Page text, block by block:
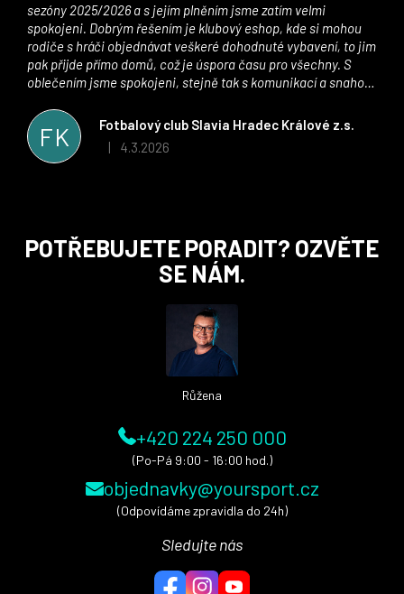
FK
Fotbalový club Slavia Hradec Králové z.s.
Hodnocení obchodu je 5 z 5 hvězdiček.
| 4.3.2026
sezóny 2025/2026 a s jejím plněním jsme zatím velmi
spokojeni. Dobrým řešením je klubový eshop, kde si mohou
rodiče s hráči objednávat veškeré dohodnuté vybavení, to jim
pak přijde přímo domů, což je úspora času pro všechny. S
oblečením jsme spokojeni, stejně tak s komunikací a snahou
stran. Věříme, že v tomto duchu bude spolupráce pokračovat
i nadále, nyní už začínáme řešit i první sady dresů ;)
POTŘEBUJETE PORADIT? OZVĚTE
SE NÁM.
Růžena
+420 224 250 000
(Po-Pá 9:00 - 16:00 hod.)
objednavky@yoursport.cz
(Odpovídáme zpravidla do 24h)
Sledujte nás